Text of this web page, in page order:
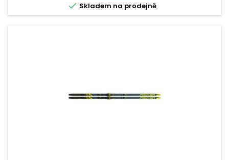
 Skladem na prodejně